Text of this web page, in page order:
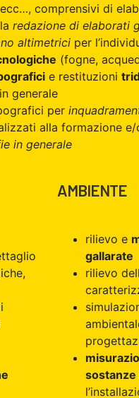
comprensivi di
redazione di elaborati
altimetrici per
(fogne,
e restituzioni
generale
per
alla formazione e/
in generale
AMBIENTE
rilievo e
gallarate
rilievo